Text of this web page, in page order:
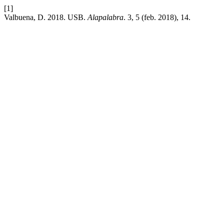
[1]
Valbuena, D. 2018. USB. Alapalabra. 3, 5 (feb. 2018), 14.